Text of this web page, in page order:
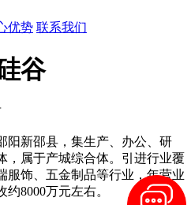
优势 联系我们
谷
阳新邵县，集生产、办公、研
，属于产城综合体。引进行业覆
服饰、五金制品等行业，年营业
8000万元左右。